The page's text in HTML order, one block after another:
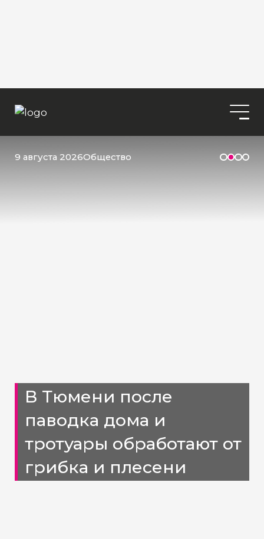
9 августа 2026Общество
В Тюмени после
паводка дома и
тротуары обработают от
грибка и плесени